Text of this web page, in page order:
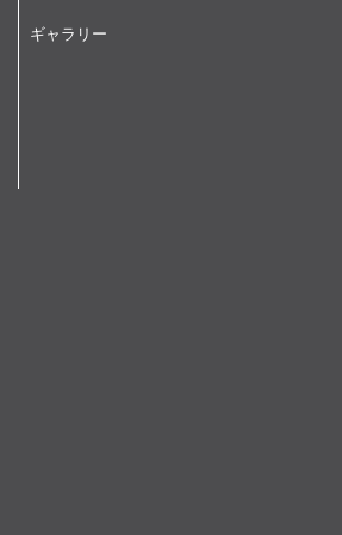
ギャラリー